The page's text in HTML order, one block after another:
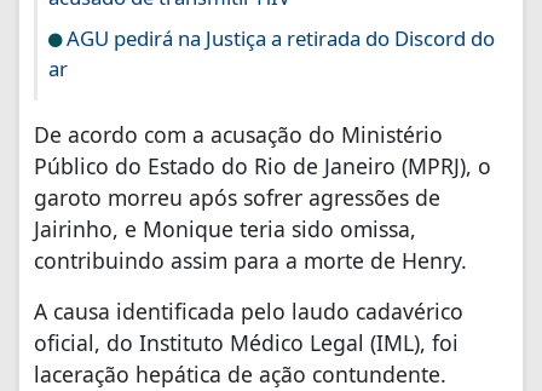
AGU pedirá na Justiça a retirada do Discord do
ar
De acordo com a acusação do Ministério
Público do Estado do Rio de Janeiro (MPRJ), o
garoto morreu após sofrer agressões de
Jairinho, e Monique teria sido omissa,
contribuindo assim para a morte de Henry.
A causa identificada pelo laudo cadavérico
oficial, do Instituto Médico Legal (IML), foi
laceração hepática de ação contundente.